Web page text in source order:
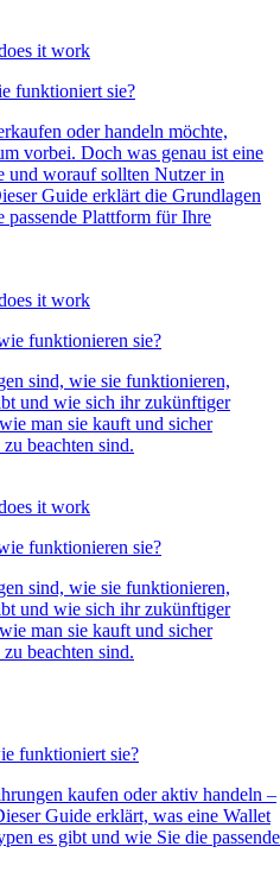
funktioniert sie?
oder handeln möchte,
vorbei. Doch was genau ist eine
worauf sollten Nutzer in
Guide erklärt die Grundlagen
Plattform für Ihre
funktionieren sie?
sind, wie sie funktionieren,
und wie sich ihr zukünftiger
man sie kauft und sicher
beachten sind.
funktionieren sie?
sind, wie sie funktionieren,
und wie sich ihr zukünftiger
man sie kauft und sicher
beachten sind.
funktioniert sie?
kaufen oder aktiv handeln –
Guide erklärt, was eine Wallet
es gibt und wie Sie die passende